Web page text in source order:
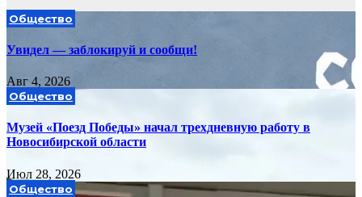
Общество
Увидел — заблокируй и сообщи!
Авг 4, 2026
Общество
Музей «Поезд Победы» начал трехдневную работу в
Новосибирской области
Июл 28, 2026
Общество